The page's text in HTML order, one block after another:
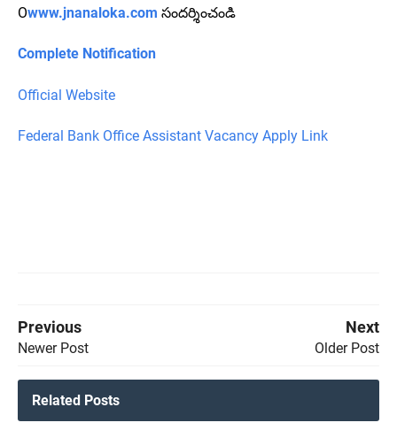
Owww.jnanaloka.com సందర్శించండి
Complete Notification
Official Website
Federal Bank Office Assistant Vacancy Apply Link
Previous
Newer Post
Next
Older Post
Related Posts